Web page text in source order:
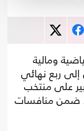
ومالية
ربع نهائي
ضمن منافسات